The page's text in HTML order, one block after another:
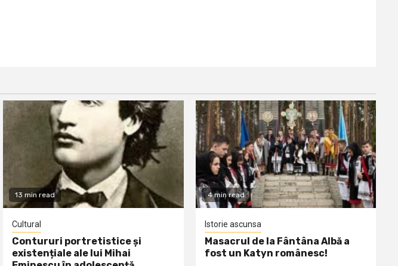
13 min read
Cultural
Contururi portretistice și
existențiale ale lui Mihai
4 min read
Istorie ascunsa
Masacrul de la Fântâna Albă a
fost un Katyn românesc!